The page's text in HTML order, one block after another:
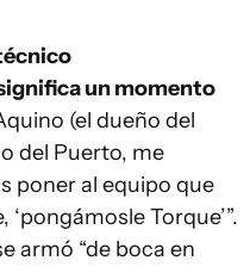
un momento
(el dueño del
del Puerto, me
poner al equipo que
Torque’”.
armó “de boca en